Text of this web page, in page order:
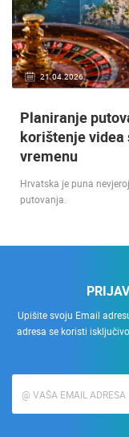
21.04.2026.
Planiranje
korištenje videa
vremenu
Hrvatska je puna
putovanja.
Upišite svoju Email
adresa se koristi